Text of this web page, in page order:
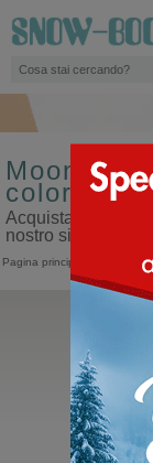
Moon
colore
Acquista moon
nostro sito
Pagina principale >